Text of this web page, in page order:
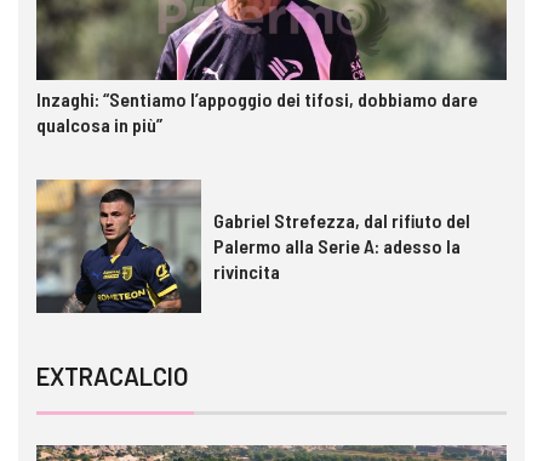
Inzaghi: “Sentiamo l’appoggio dei tifosi, dobbiamo dare
qualcosa in più”
Gabriel Strefezza, dal rifiuto del
Palermo alla Serie A: adesso la
rivincita
EXTRACALCIO